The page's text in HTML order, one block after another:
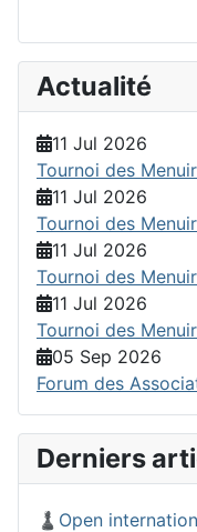
Actualité
11 Jul 2026
Tournoi des
11 Jul 2026
Tournoi des
11 Jul 2026
Tournoi des
11 Jul 2026
Tournoi des
05 Sep 2026
Forum des
Derniers
♟️Open